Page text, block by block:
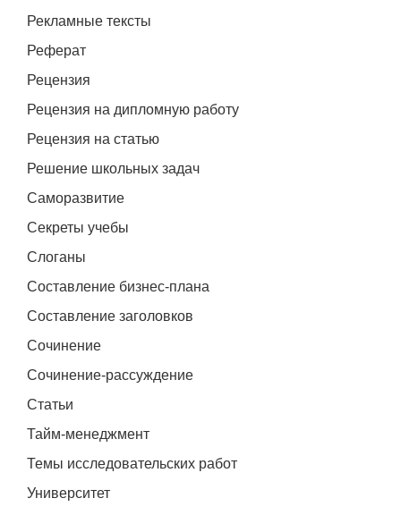
Рекламные тексты
Реферат
Рецензия
Рецензия на дипломную работу
Рецензия на статью
Решение школьных задач
Саморазвитие
Секреты учебы
Слоганы
Составление бизнес-плана
Составление заголовков
Сочинение
Сочинение-рассуждение
Статьи
Тайм-менеджмент
Темы исследовательских работ
Университет